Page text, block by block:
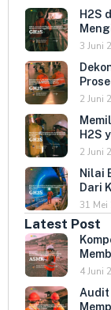
H2S
3 Juni
2 Juni
H2S
dan
2 Juni
Nilai
Dari
31 Mei
Latest Post
4 Juni
Audit